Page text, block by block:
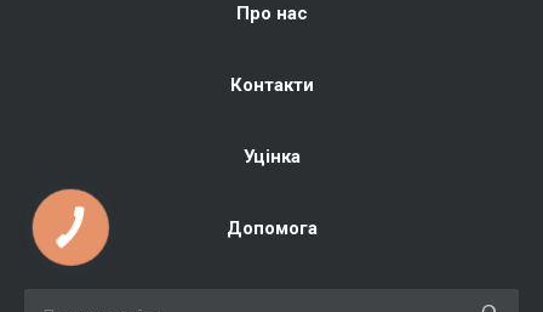
Про нас
Контакти
Уцінка
Допомога